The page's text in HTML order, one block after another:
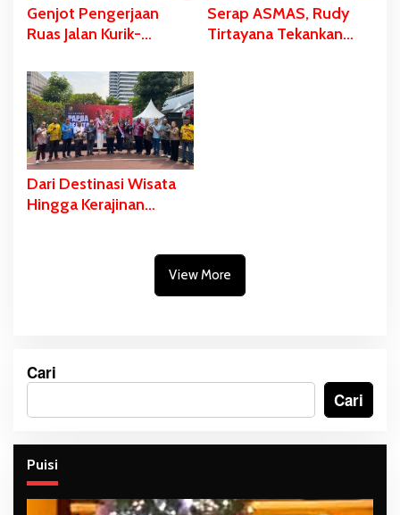
Genjot Pengerjaan
Ruas Jalan Kurik-
Kota-Rawa Sari,
Gubernur Safanpo:
Tahun ini Tuntas
Serap ASMAS, Rudy
Tirtayana Tekankan
Dari Destinasi Wisata
Hingga Kerajinan
View More
Cari
Cari
Puisi